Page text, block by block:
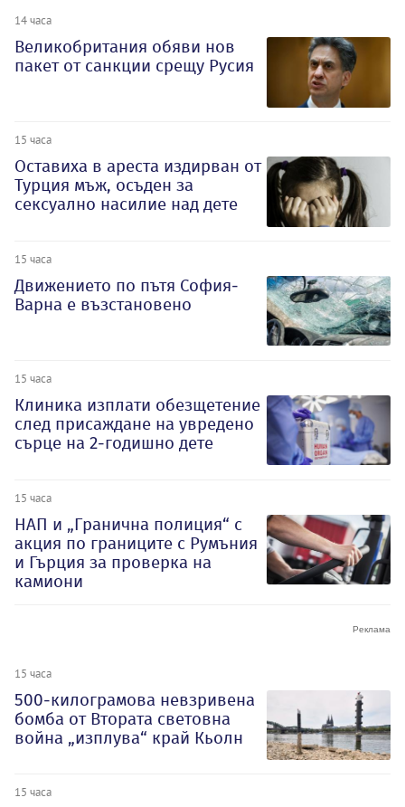
14 часа
Великобритания обяви нов
пакет от санкции срещу Русия
15 часа
Оставиха в ареста издирван от
Турция мъж, осъден за
сексуално насилие над дете
15 часа
Движението по пътя София-
Варна е възстановено
15 часа
Клиника изплати обезщетение
след присаждане на увредено
сърце на 2-годишно дете
15 часа
НАП и „Гранична полиция“ с
акция по границите с Румъния
и Гърция за проверка на
камиони
15 часа
500-килограмова невзривена
бомба от Втората световна
война „изплува“ край Кьолн
15 часа